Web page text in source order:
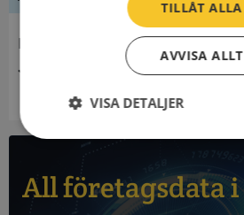
Jönköpings Kommun
All företagsdata i
TILLÅT ALLA
AVVISA ALLT
VISA DETALJER
Strikt
Prestanda